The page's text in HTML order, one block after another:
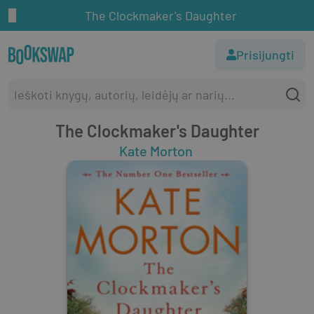
The Clockmaker's Daughter
Prisijungti
The Clockmaker's Daughter
Kate Morton